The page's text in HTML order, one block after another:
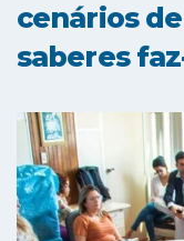
cenários
saberes